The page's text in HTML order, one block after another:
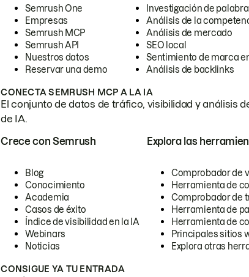
Semrush One
Empresas
Semrush MCP
Semrush API
Nuestros datos
Reservar una demo
Investigación de
Análisis de la
Análisis de mercado
SEO local
Sentimiento de marca
Análisis de backlinks
CONECTA SEMRUSH MCP A LA IA
El conjunto de datos de tráfico, visibilidad y análisis
de IA.
Crece con Semrush
Blog
Conocimiento
Academia
Casos de éxito
Índice de visibilidad en la IA
Webinars
Noticias
Explora las
Comprobador de
Herramienta de
Comprobador de
Herramienta de
Herramienta de
Principales sitios
Explora otras
CONSIGUE YA TU ENTRADA